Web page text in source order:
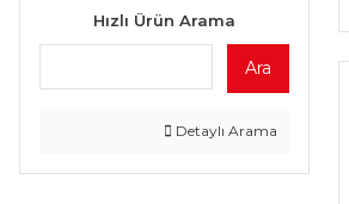
Hızlı Ürün Arama
Ara
Detaylı Arama